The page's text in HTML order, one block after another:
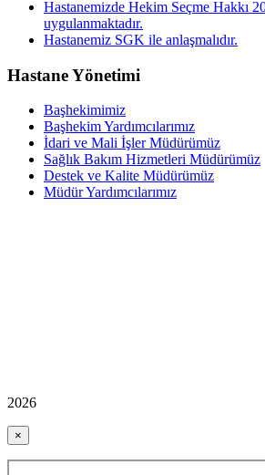
Hastanemizde Hekim Seçme Hakkı
uygulanmaktadır.
Hastanemiz SGK ile anlaşmalıdır.
Hastane Yönetimi
Başhekimimiz
Başhekim Yardımcılarımız
İdari ve Mali İşler Müdürümüz
Sağlık Bakım Hizmetleri Müdürümüz
Destek ve Kalite Müdürümüz
Müdür Yardımcılarımız
2026
×